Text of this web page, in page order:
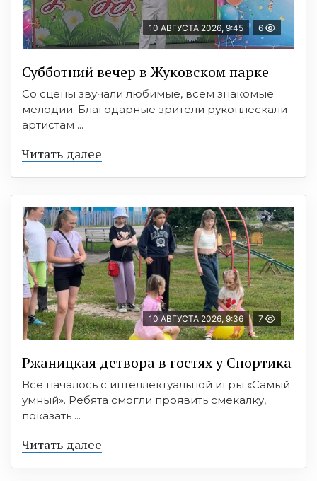
10 АВГУСТА 2026, 9:45 6
Субботний вечер в Жуковском парке
Со сцены звучали любимые, всем знакомые
мелодии. Благодарные зрители рукоплескали
артистам ...
Читать далее
10 АВГУСТА 2026, 9:36 7
Ржаницкая детвора в гостях у Спортика
Всё началось с интеллектуальной игры «Самый
умный». Ребята смогли проявить смекалку,
показать ...
Читать далее